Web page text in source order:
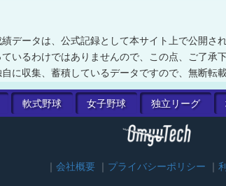
データは、公式記録として本サイト上で公開さ
いるわけではありませんので、この点、ご了承下
に収集、蓄積しているデータですので、無断転
軟式野球 女子野球 独立リーグ
会社概要 プライバシーポリシー